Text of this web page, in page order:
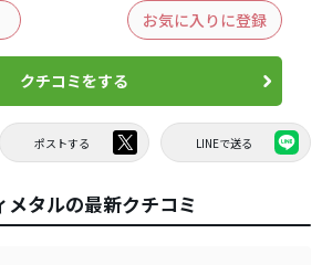
お気に入りに登録
クチコミをする
ポストする LINEで送る
メタルの最新クチコミ